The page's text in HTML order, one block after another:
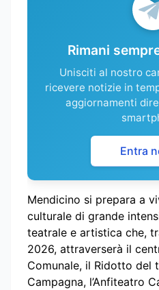
Rimani
Unisciti al nostro
ricevere notizie in
aggiornamenti
Entra
Mendicino si prepara a
culturale di grande
teatrale e artistica che,
2026, attraverserà il
Comunale, il Ridotto del
Campagna, l’Anfiteatro